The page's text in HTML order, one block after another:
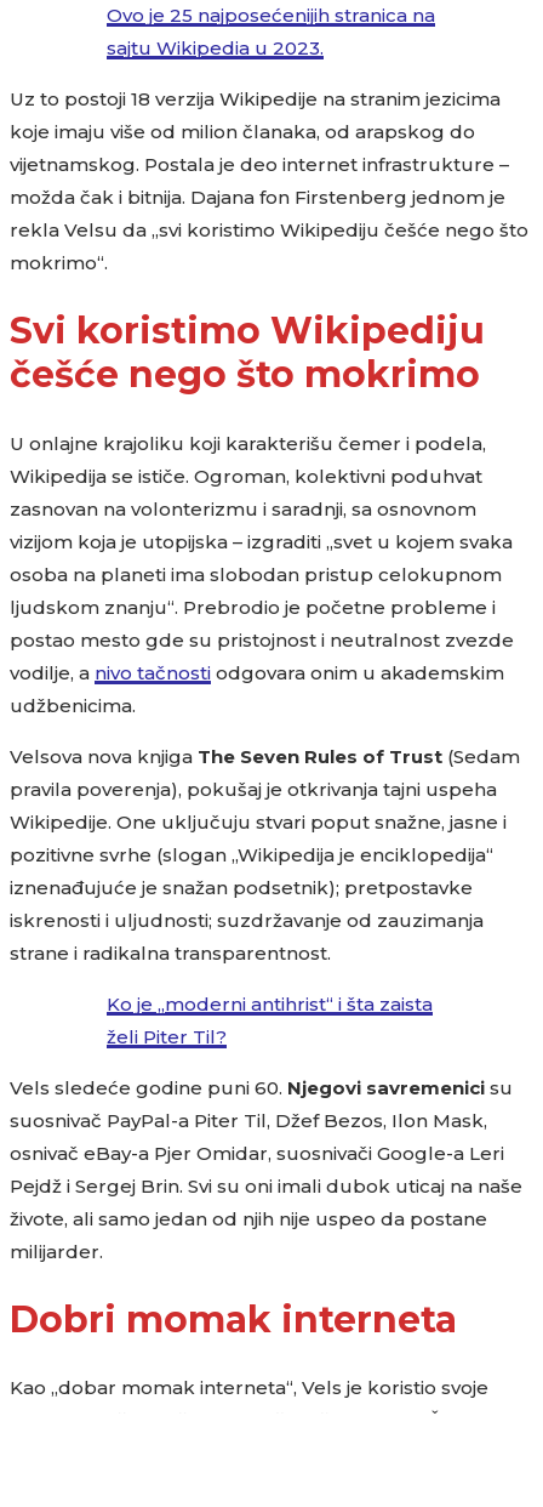
Ovo je 25 najposećenijih stranica na
sajtu Wikipedia u 2023.
Uz to postoji 18 verzija Wikipedije na stranim jezicima
koje imaju više od milion članaka, od arapskog do
vijetnamskog. Postala je deo internet infrastrukture –
možda čak i bitnija. Dajana fon Firstenberg jednom je
rekla Velsu da „svi koristimo Wikipediju češće nego što
mokrimo“.
Svi koristimo Wikipediju
češće nego što mokrimo
U onlajne krajoliku koji karakterišu čemer i podela,
Wikipedija se ističe. Ogroman, kolektivni poduhvat
zasnovan na volonterizmu i saradnji, sa osnovnom
vizijom koja je utopijska – izgraditi „svet u kojem svaka
osoba na planeti ima slobodan pristup celokupnom
ljudskom znanju“. Prebrodio je početne probleme i
postao mesto gde su pristojnost i neutralnost zvezde
vodilje, a nivo tačnosti odgovara onim u akademskim
udžbenicima.
Velsova nova knjiga The Seven Rules of Trust (Sedam
pravila poverenja), pokušaj je otkrivanja tajni uspeha
Wikipedije. One uključuju stvari poput snažne, jasne i
pozitivne svrhe (slogan „Wikipedija je enciklopedija“
iznenađujuće je snažan podsetnik); pretpostavke
iskrenosti i uljudnosti; suzdržavanje od zauzimanja
strane i radikalna transparentnost.
Ko je „moderni antihrist“ i šta zaista
želi Piter Til?
Vels sledeće godine puni 60. Njegovi savremenici su
suosnivač PayPal-a Piter Til, Džef Bezos, Ilon Mask,
osnivač eBay-a Pjer Omidar, suosnivači Google-a Leri
Pejdž i Sergej Brin. Svi su oni imali dubok uticaj na naše
živote, ali samo jedan od njih nije uspeo da postane
milijarder.
Dobri momak interneta
Kao „dobar momak interneta“, Vels je koristio svoje
preduzetničke veštine u službi višeg poziva. Što on